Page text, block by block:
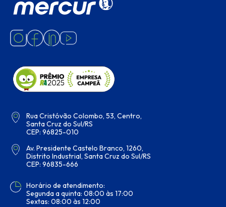
Rua Cristóvão Colombo, 53, Centro,
Santa Cruz do Sul/RS
CEP: 96825-010
Av. Presidente Castelo Branco, 1260,
Distrito Industrial, Santa Cruz do Sul/RS
CEP: 96835-666
Horário de atendimento:
Segunda a quinta: 08:00 às 17:00
Sextas: 08:00 às 12:00